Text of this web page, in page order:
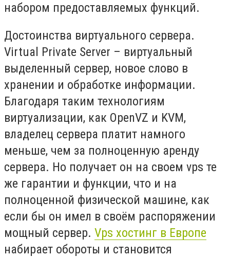
набором предоставляемых функций.
Достоинства виртуального сервера.
Virtual Private Server – виртуальный
выделенный сервер, новое слово в
хранении и обработке информации.
Благодаря таким технологиям
виртуализации, как OpenVZ и KVM,
владелец сервера платит намного
меньше, чем за полноценную аренду
сервера. Но получает он на своем vps те
же гарантии и функции, что и на
полноценной физической машине, как
если бы он имел в своём распоряжении
мощный сервер. Vps хостинг в Европе
набирает обороты и становится